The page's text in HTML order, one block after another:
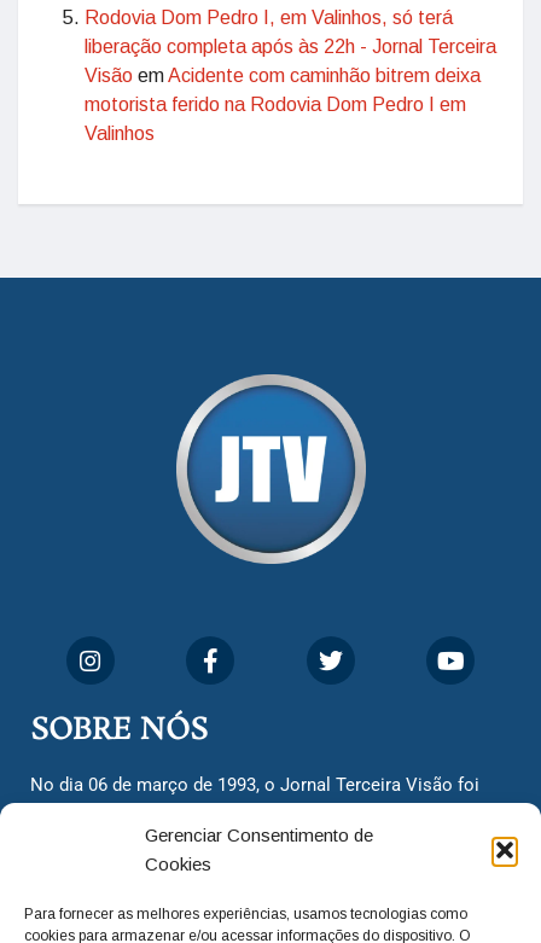
Gerenciar Consentimento de
Cookies
Para fornecer as melhores experiências, usamos tecnologias como
cookies para armazenar e/ou acessar informações do dispositivo. O
Rodovia Dom Pedro I, em Valinhos, só terá
liberação completa após às 22h - Jornal Terceira
Visão emAcidente com caminhão bitrem deixa
motorista ferido na Rodovia Dom Pedro I em
Valinhos
SOBRE NÓS
No dia 06 de março de 1993, o Jornal Terceira Visão foi
cidadãos valinhenses, já que naquela época só existiam
dois jornais. Há mais de 30 anos, o jornal continua
com o foco de trazer as melhores notícias. Nunca